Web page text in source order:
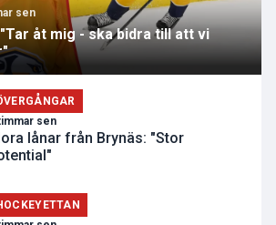
sen
åt mig - ska bidra till att vi
sen
lånar från Brynäs: "Stor